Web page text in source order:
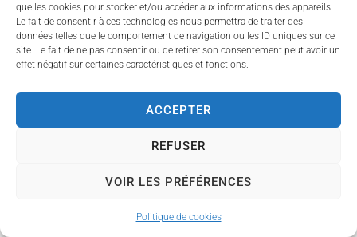
que les cookies pour stocker et/ou accéder aux informations des appareils.
Le fait de consentir à ces technologies nous permettra de traiter des
données telles que le comportement de navigation ou les ID uniques sur ce
site. Le fait de ne pas consentir ou de retirer son consentement peut avoir un
effet négatif sur certaines caractéristiques et fonctions.
ACCEPTER
REFUSER
VOIR LES PRÉFÉRENCES
Politique de cookies
15/05/2025
Politique des cookies
Plan du site
GRC/GRU)